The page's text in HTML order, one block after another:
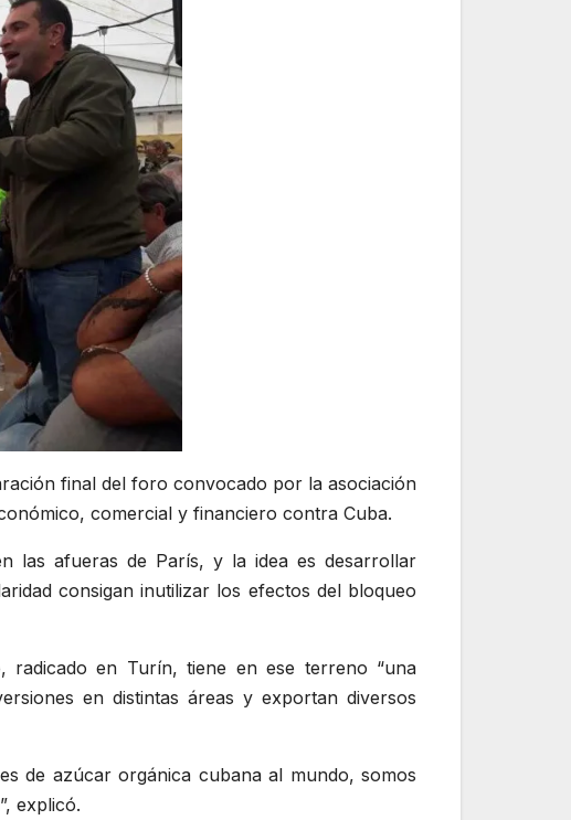
final del foro convocado por la asociación
comercial y financiero contra Cuba.
las afueras de París, y la idea es desarrollar
consigan inutilizar los efectos del bloqueo
radicado en Turín, tiene en ese terreno “una
en distintas áreas y exportan diversos
de azúcar orgánica cubana al mundo, somos
explicó.